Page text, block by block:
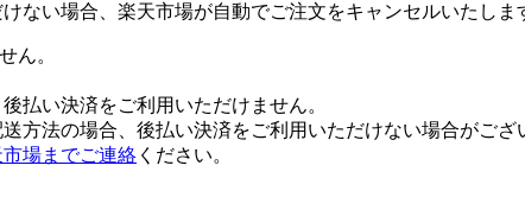
ない場合、楽天市場が自動でご注文をキャンセルいたしま
ん。
払い決済をご利用いただけません。
法の場合、後払い決済をご利用いただけない場合がござ
場までご連絡 ください。